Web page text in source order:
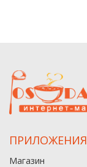
ПРИЛОЖЕНИЯ
Магазин